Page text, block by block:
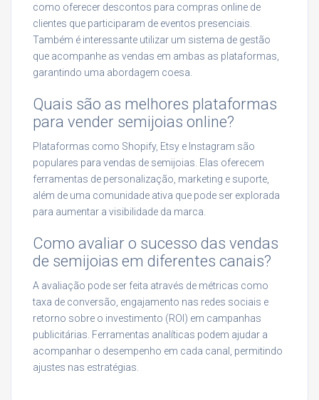
como oferecer descontos para compras online de
clientes que participaram de eventos presenciais.
Também é interessante utilizar um sistema de gestão
que acompanhe as vendas em ambas as plataformas,
garantindo uma abordagem coesa.
Quais são as melhores plataformas
para vender semijoias online?
Plataformas como Shopify, Etsy e Instagram são
populares para vendas de semijoias. Elas oferecem
ferramentas de personalização, marketing e suporte,
além de uma comunidade ativa que pode ser explorada
para aumentar a visibilidade da marca.
Como avaliar o sucesso das vendas
de semijoias em diferentes canais?
A avaliação pode ser feita através de métricas como
taxa de conversão, engajamento nas redes sociais e
retorno sobre o investimento (ROI) em campanhas
publicitárias. Ferramentas analíticas podem ajudar a
acompanhar o desempenho em cada canal, permitindo
ajustes nas estratégias.